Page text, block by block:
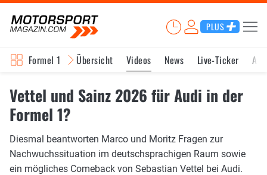
PLUS
Formel 1 Übersicht Videos News Live-Ticker
Vettel und Sainz 2026 für Audi in der
Formel 1?
Diesmal beantworten Marco und Moritz Fragen zur
Nachwuchssituation im deutschsprachigen Raum sowie
ein mögliches Comeback von Sebastian Vettel bei Audi.